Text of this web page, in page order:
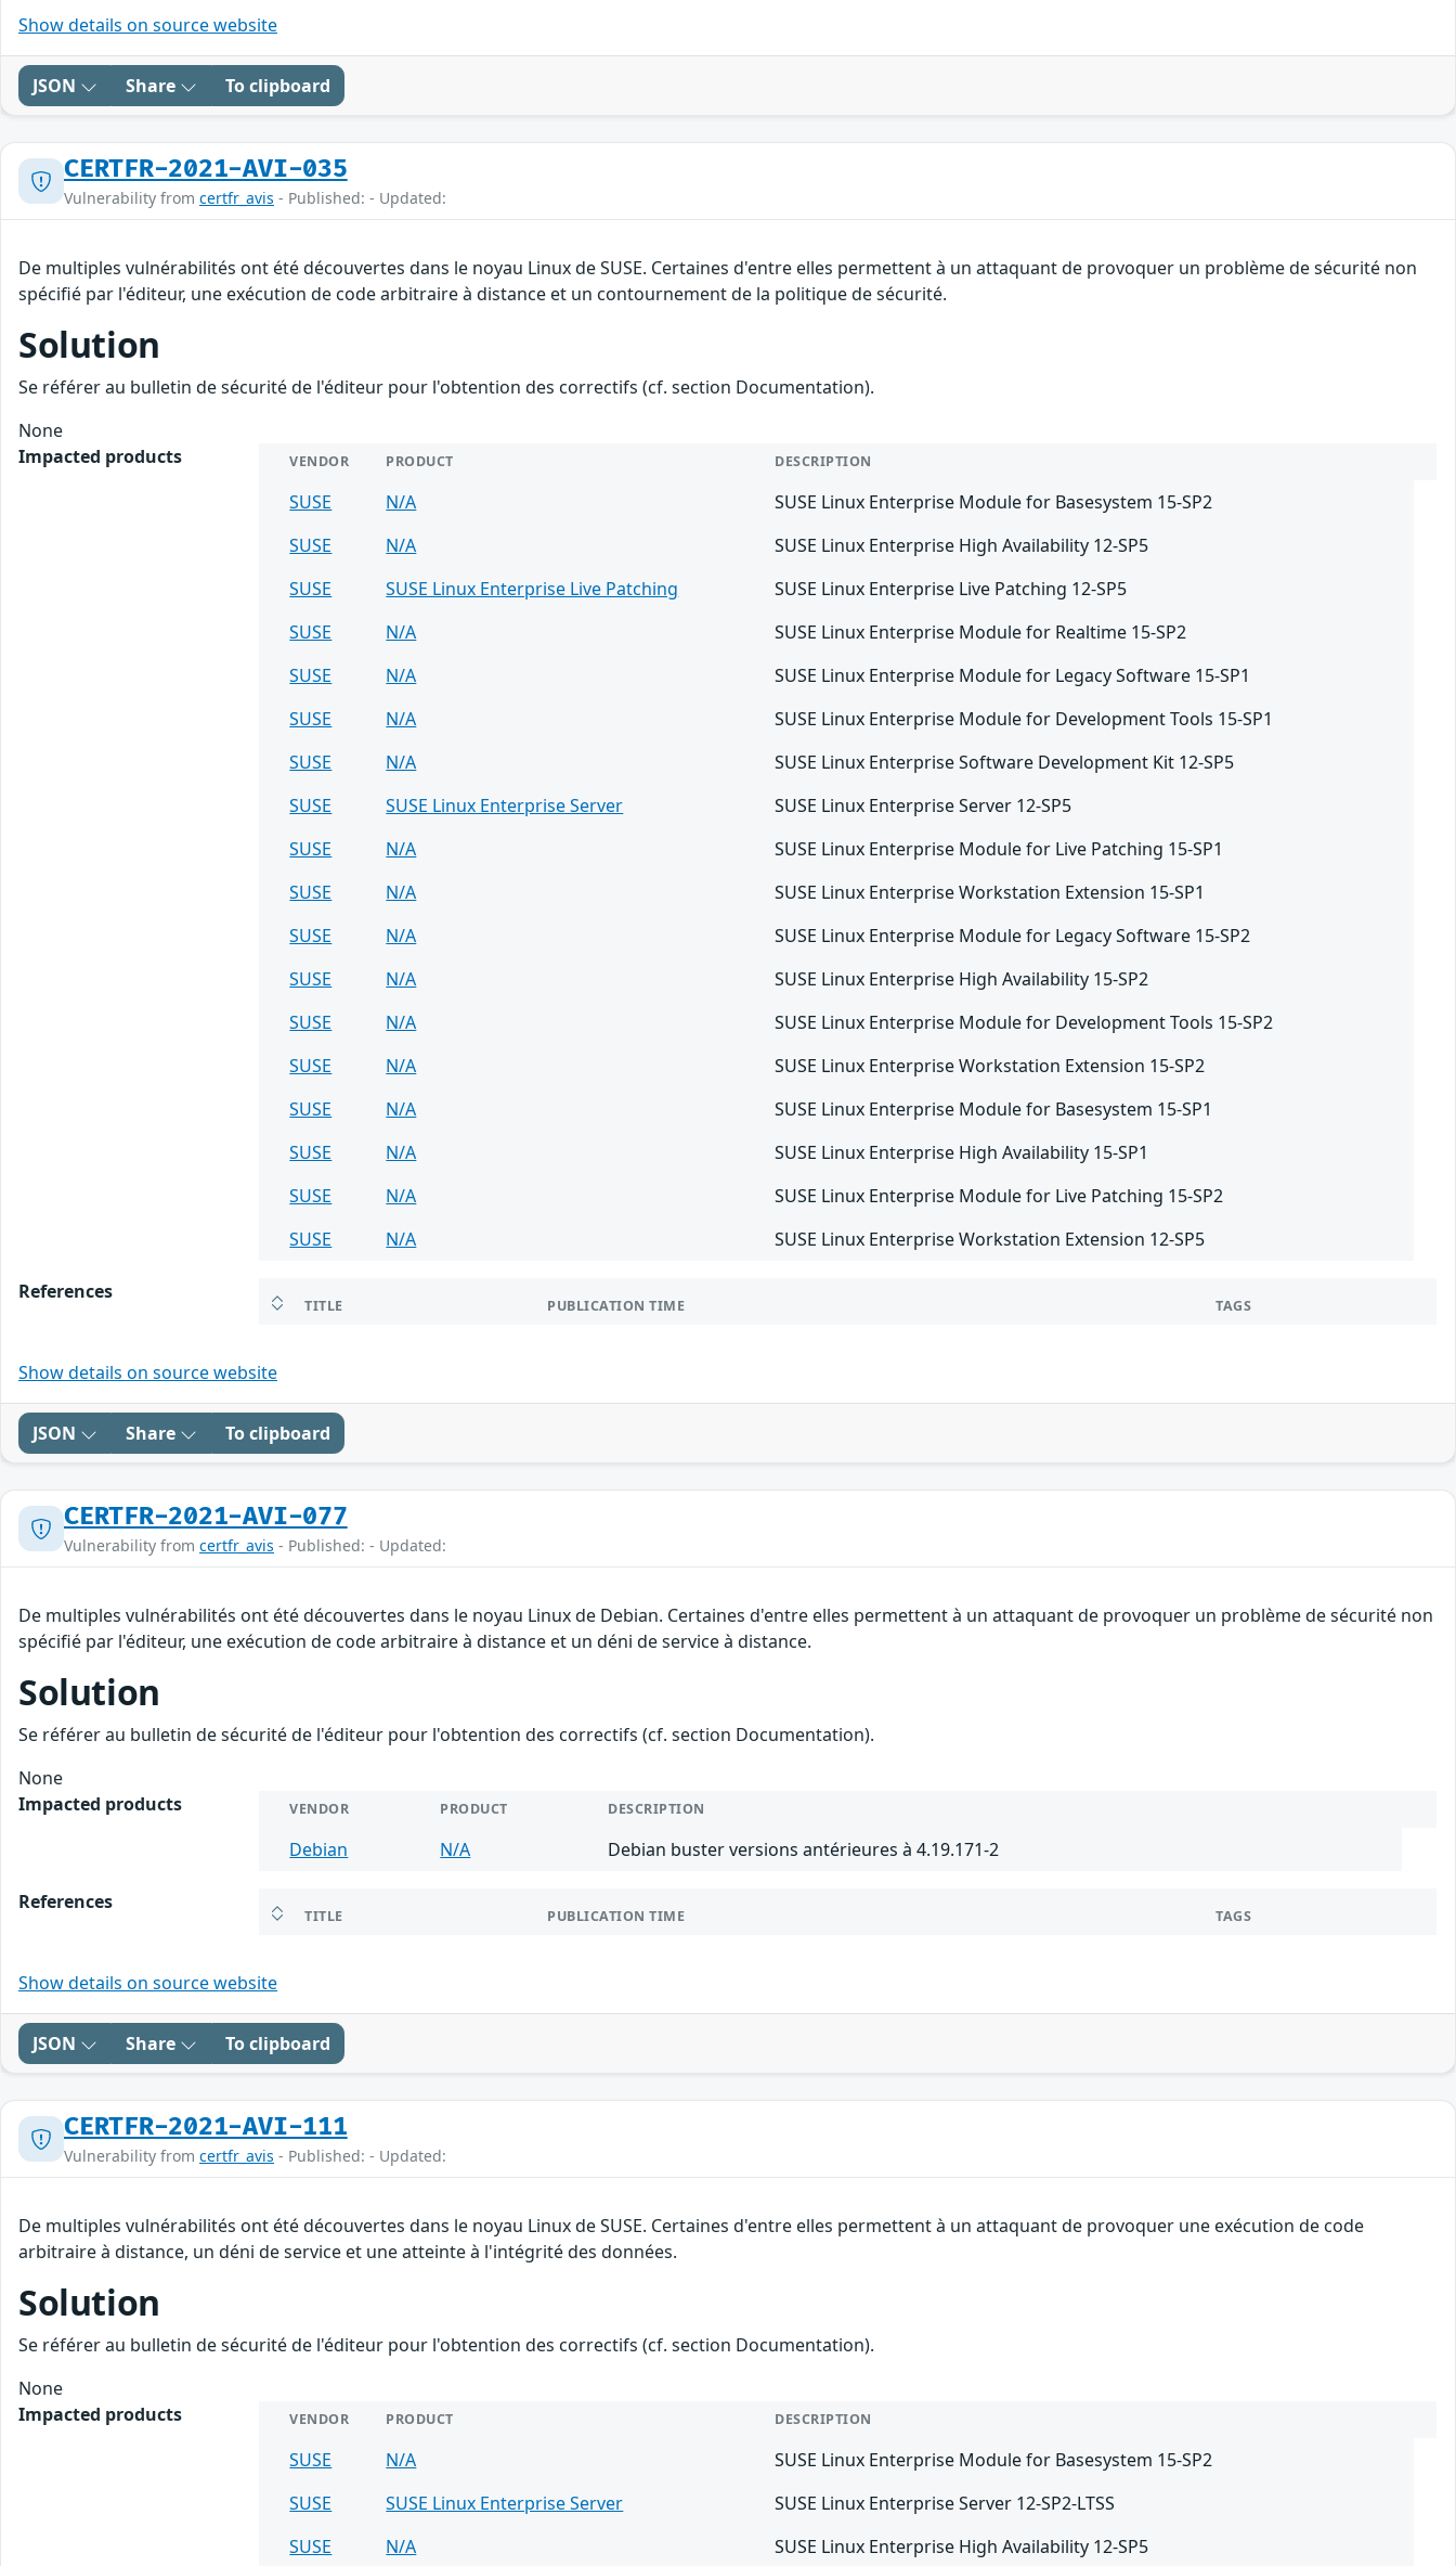
Show details on source website
JSON Share To clipboard
CERTFR-2021-AVI-035
Vulnerability from certfr_avis - Published: - Updated:
De multiples vulnérabilités ont été découvertes dans le noyau Linux de SUSE. Certaines d'entre elles permettent à un attaquant de provoquer un problème de sécurité non
spécifié par l'éditeur, une exécution de code arbitraire à distance et un contournement de la politique de sécurité.
Solution
Se référer au bulletin de sécurité de l'éditeur pour l'obtention des correctifs (cf. section Documentation).
None
Impacted products
VENDOR PRODUCT DESCRIPTION
SUSE N/A
SUSE Linux Enterprise Module for Basesystem 15-SP2
SUSE
N/A
SUSE Linux Enterprise High Availability 12-SP5
SUSE
SUSE Linux Enterprise Live Patching
SUSE Linux Enterprise Live Patching 12-SP5
SUSE
N/A
SUSE Linux Enterprise Module for Realtime 15-SP2
SUSE
N/A
SUSE Linux Enterprise Module for Legacy Software 15-SP1
SUSE
N/A
SUSE Linux Enterprise Module for Development Tools 15-SP1
SUSE
N/A
SUSE Linux Enterprise Software Development Kit 12-SP5
SUSE
SUSE Linux Enterprise Server
SUSE Linux Enterprise Server 12-SP5
SUSE
N/A
SUSE Linux Enterprise Module for Live Patching 15-SP1
SUSE
N/A
SUSE Linux Enterprise Workstation Extension 15-SP1
SUSE
N/A
SUSE Linux Enterprise Module for Legacy Software 15-SP2
SUSE
N/A
SUSE Linux Enterprise High Availability 15-SP2
SUSE
N/A
SUSE Linux Enterprise Module for Development Tools 15-SP2
SUSE
N/A
SUSE Linux Enterprise Workstation Extension 15-SP2
SUSE
N/A
SUSE Linux Enterprise Module for Basesystem 15-SP1
SUSE
N/A
SUSE Linux Enterprise High Availability 15-SP1
SUSE
N/A
SUSE Linux Enterprise Module for Live Patching 15-SP2
SUSE
N/A SUSE Linux Enterprise Workstation Extension 12-SP5
References
TITLE PUBLICATION TIME TAGS
Show details on source website
JSON Share To clipboard
CERTFR-2021-AVI-077
Vulnerability from certfr_avis - Published: - Updated:
De multiples vulnérabilités ont été découvertes dans le noyau Linux de Debian. Certaines d'entre elles permettent à un attaquant de provoquer un problème de sécurité non
spécifié par l'éditeur, une exécution de code arbitraire à distance et un déni de service à distance.
Solution
Se référer au bulletin de sécurité de l'éditeur pour l'obtention des correctifs (cf. section Documentation).
None
Impacted products
VENDOR PRODUCT DESCRIPTION
Debian N/A Debian buster versions antérieures à 4.19.171-2
References
TITLE PUBLICATION TIME TAGS
Show details on source website
JSON Share To clipboard
CERTFR-2021-AVI-111
Vulnerability from certfr_avis - Published: - Updated:
De multiples vulnérabilités ont été découvertes dans le noyau Linux de SUSE. Certaines d'entre elles permettent à un attaquant de provoquer une exécution de code
arbitraire à distance, un déni de service et une atteinte à l'intégrité des données.
Solution
Se référer au bulletin de sécurité de l'éditeur pour l'obtention des correctifs (cf. section Documentation).
None
Impacted products
VENDOR PRODUCT DESCRIPTION
SUSE N/A
SUSE Linux Enterprise Module for Basesystem 15-SP2
SUSE
SUSE Linux Enterprise Server
SUSE Linux Enterprise Server 12-SP2-LTSS
SUSE
N/A SUSE Linux Enterprise High Availability 12-SP5